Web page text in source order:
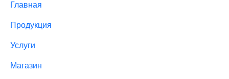
Главная
Продукция
Услуги
Магазин